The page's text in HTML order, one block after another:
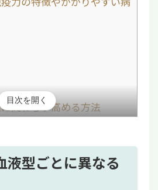
関わらず高める方法
スを発散する
力に不安がある方は「免疫
目次を開く
液型ごとに異なる